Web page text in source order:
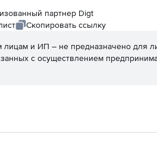
партнер Digt
Скопировать ссылку
лицам и ИП – не предназначено для
с осуществлением